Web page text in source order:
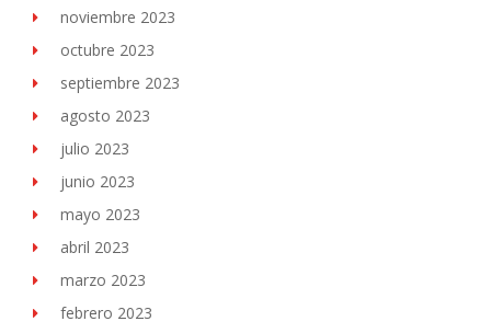
noviembre 2023
octubre 2023
septiembre 2023
agosto 2023
julio 2023
junio 2023
mayo 2023
abril 2023
marzo 2023
febrero 2023